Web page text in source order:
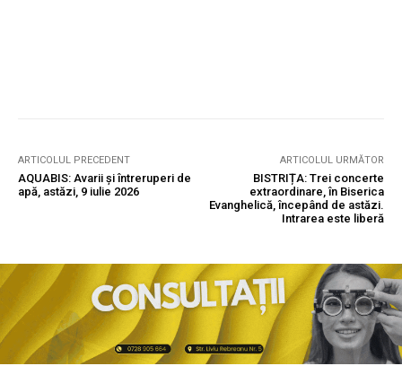
ARTICOLUL PRECEDENT
AQUABIS: Avarii și întreruperi de
apă, astăzi, 9 iulie 2026
ARTICOLUL URMĂTOR
BISTRIȚA: Trei concerte
extraordinare, în Biserica
Evanghelică, începând de astăzi.
Intrarea este liberă